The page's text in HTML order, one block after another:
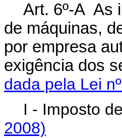
Art. 6º-A As
de máquinas,
por empresa
exigência
dada pela Lei
I - Imposto
2008)